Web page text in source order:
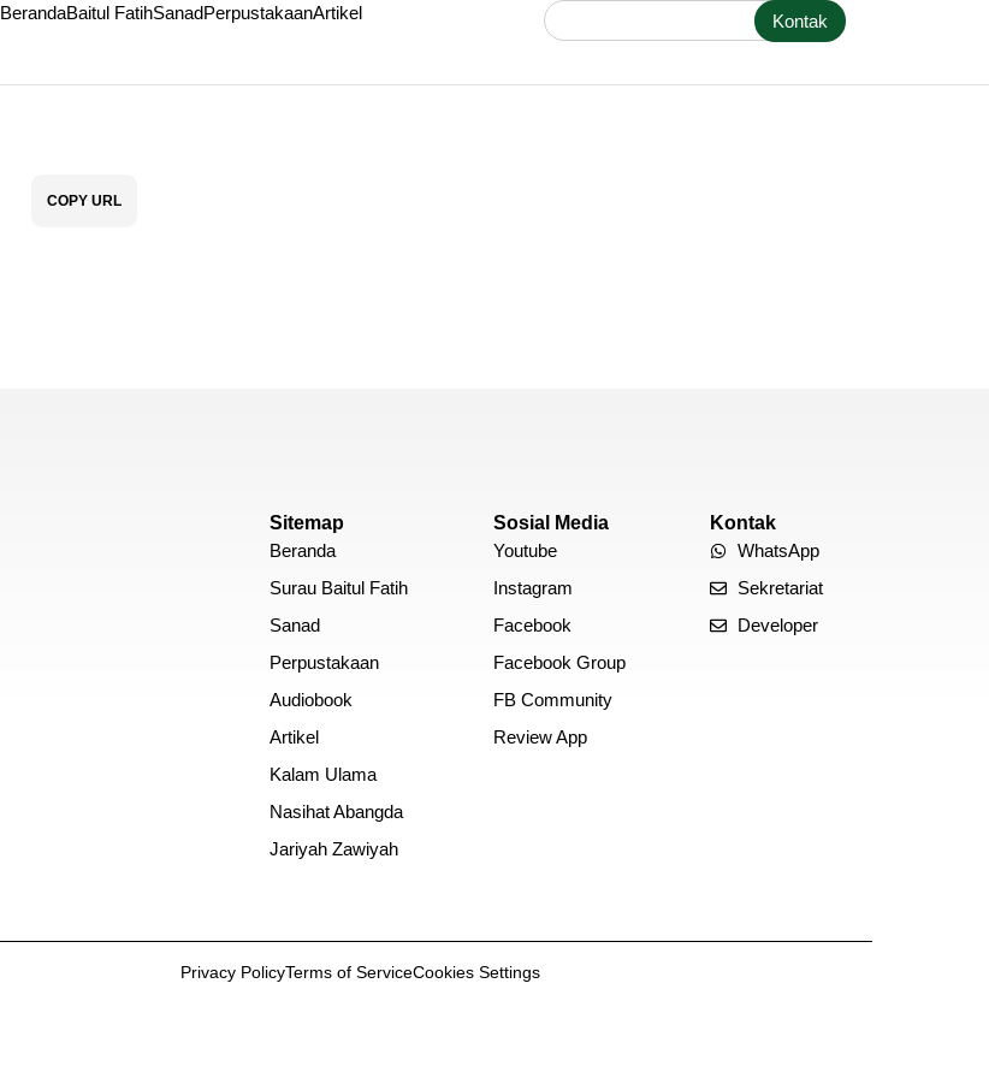
BerandaBaitul FatihSanadPerpustakaanArtikel Kontak
COPY URL
Sitemap
Beranda
Surau Baitul Fatih
Sanad
Perpustakaan
Audiobook
Artikel
Kalam Ulama
Nasihat Abangda
Jariyah Zawiyah
Sosial Media
Youtube
Instagram
Facebook
Facebook Group
FB Community
Review App
Kontak
WhatsApp
Sekretariat
Developer
Privacy PolicyTerms of ServiceCookies Settings